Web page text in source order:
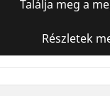
Találja meg a
Részletek